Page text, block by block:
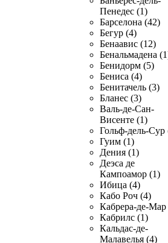
Пенедес (1)
Барселона (42)
Бегур (4)
Бенаавис (12)
Бенальмадена
Бенидорм (5)
Бениса (4)
Бенитачель (3)
Бланес (3)
Валь-де-Сан-
Висенте (1)
Гольф-дель-Сур
Гуим (1)
Дения (1)
Деэса де
Кампоамор (1)
Ибица (4)
Кабо Роч (4)
Кабрера-де-Мар
Кабрилс (1)
Кальдас-де-
Малавелья (4)